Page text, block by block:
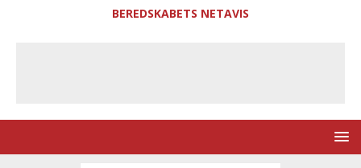
BEREDSKABETS NETAVIS